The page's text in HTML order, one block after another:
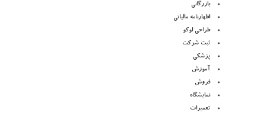
بازرگانی
اظهارنامه مالیاتی
طراحی لوکو
ثبت شرکت
پزشکی
آموزش
فروش
نمایشگاه
تعمیرات